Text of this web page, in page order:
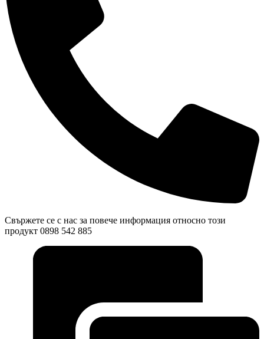
Свържете се с нас за повече информация относно този
продукт 0898 542 885